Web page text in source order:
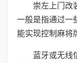
崇左上门改
一般是指通过一
能实现控制麻将
蓝牙或无线